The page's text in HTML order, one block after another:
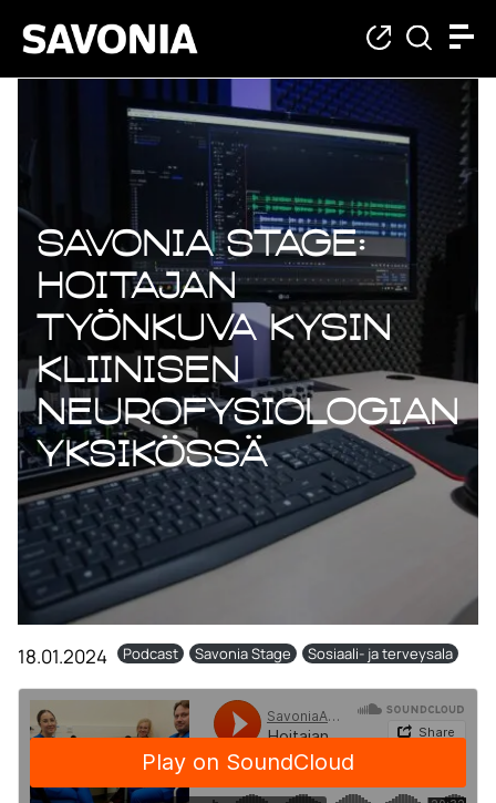
Savonia Stage:
Hoitajan
työnkuva KYSin
kliinisen
neurofysiologian
yksikössä
18.01.2024 Podcast Savonia Stage Sosiaali- ja terveysala